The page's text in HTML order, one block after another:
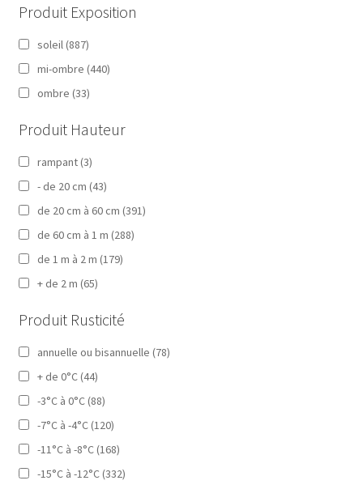
Produit Exposition
soleil (887)
mi-ombre (440)
ombre (33)
Produit Hauteur
rampant (3)
- de 20 cm (43)
de 20 cm à 60 cm (391)
de 60 cm à 1 m (288)
de 1 m à 2 m (179)
+ de 2 m (65)
Produit Rusticité
annuelle ou bisannuelle (78)
+ de 0°C (44)
-3°C à 0°C (88)
-7°C à -4°C (120)
-11°C à -8°C (168)
-15°C à -12°C (332)